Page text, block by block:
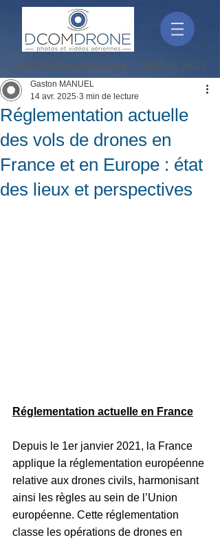
contact@dcomdrone.com | 06 07 87 28 28
Réglementation actuelle
des vols de drones en
France et en Europe : état
des lieux et perspectives
Gaston MANUEL
14 avr. 2025 3 min de lecture
Réglementation actuelle en France
Depuis le 1er janvier 2021, la France
applique la réglementation européenne
relative aux drones civils, harmonisant
ainsi les règles au sein de l’Union
européenne. Cette réglementation
classe les opérations de drones en